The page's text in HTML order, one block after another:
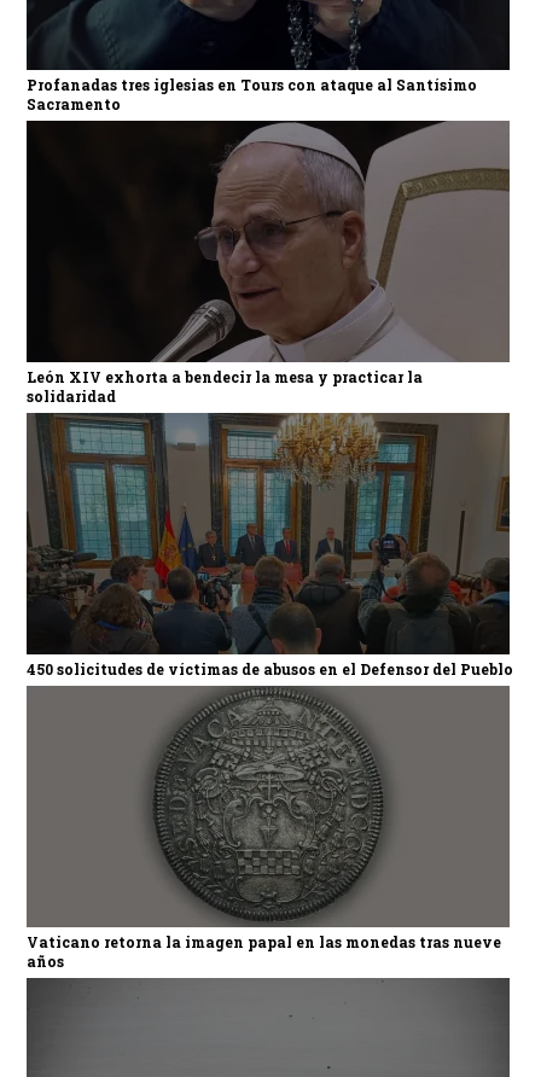
Profanadas tres iglesias en Tours con ataque al Santísimo
Sacramento
León XIV exhorta a bendecir la mesa y practicar la
solidaridad
450 solicitudes de víctimas de abusos en el Defensor del Pueblo
Vaticano retorna la imagen papal en las monedas tras nueve
años